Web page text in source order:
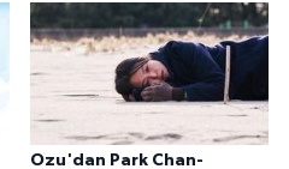
Ozu'dan Park Chan-